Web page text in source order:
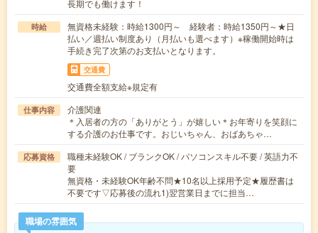
長期でも働けます！
時給
無資格未経験：時給1300円～ 経験者：時給1350円～★日
払い／週払い制度あり（月払いも選べます）※稼働開始時は
手続き完了次第のお支払いとなります。
交通費
交通費全額支給※規定有
仕事内容
介護関連
＊入居者の方の「ありがとう」が嬉しい＊お年寄りを笑顔に
する介護のお仕事です。おじいちゃん、おばあちゃ…
応募資格
職種未経験OK / ブランクOK / パソコンスキル不要 / 英語力不
要
無資格・未経験OK年齢不問★10名以上採用予定★履歴書は
不要です▽応募後の流れ1)翌営業日までに担当…
職場の雰囲気